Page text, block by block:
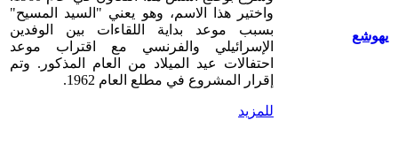
يهوشع
واختير هذا الاسم، وهو يعني "السيد المسيح"
بسبب موعد بداية اللقاءات بين الوفدين
الإسرائيلي والفرنسي مع اقتراب موعد
احتفالات عيد الميلاد من العام المذكور. وتم
إقرار المشروع في مطلع العام 1962.
للمزيد